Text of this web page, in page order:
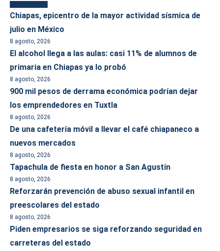
Chiapas, epicentro de la mayor actividad sísmica de
julio en México
8 agosto, 2026
El alcohol llega a las aulas: casi 11% de alumnos de
primaria en Chiapas ya lo probó
8 agosto, 2026
900 mil pesos de derrama económica podrían dejar
los emprendedores en Tuxtla
8 agosto, 2026
De una cafetería móvil a llevar el café chiapaneco a
nuevos mercados
8 agosto, 2026
Tapachula de fiesta en honor a San Agustín
8 agosto, 2026
Reforzarán prevención de abuso sexual infantil en
preescolares del estado
8 agosto, 2026
Piden empresarios se siga reforzando seguridad en
carreteras del estado